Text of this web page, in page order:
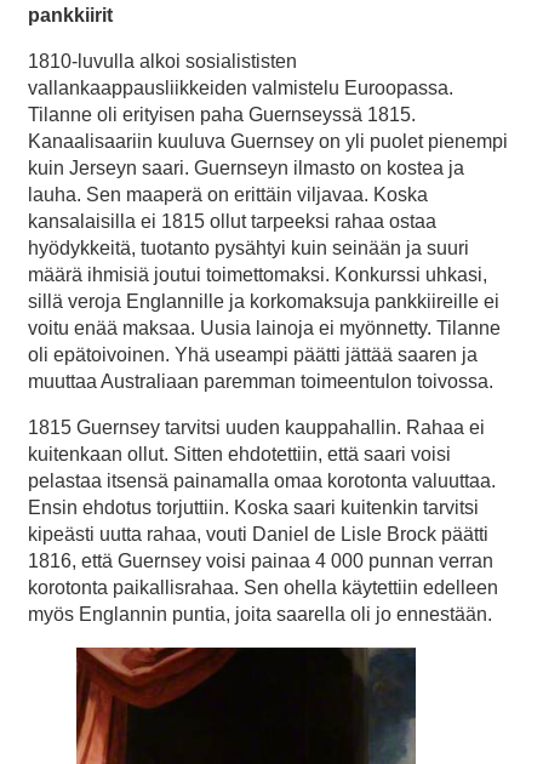
pankkiirit
1810-luvulla alkoi sosialististen
vallankaappausliikkeiden valmistelu Euroopassa.
Tilanne oli erityisen paha Guernseyssä 1815.
Kanaalisaariin kuuluva Guernsey on yli puolet pienempi
kuin Jerseyn saari. Guernseyn ilmasto on kostea ja
lauha. Sen maaperä on erittäin viljavaa. Koska
kansalaisilla ei 1815 ollut tarpeeksi rahaa ostaa
hyödykkeitä, tuotanto pysähtyi kuin seinään ja suuri
määrä ihmisiä joutui toimettomaksi. Konkurssi uhkasi,
sillä veroja Englannille ja korkomaksuja pankkiireille ei
voitu enää maksaa. Uusia lainoja ei myönnetty. Tilanne
oli epätoivoinen. Yhä useampi päätti jättää saaren ja
muuttaa Australiaan paremman toimeentulon toivossa.
1815 Guernsey tarvitsi uuden kauppahallin. Rahaa ei
kuitenkaan ollut. Sitten ehdotettiin, että saari voisi
pelastaa itsensä painamalla omaa korotonta valuuttaa.
Ensin ehdotus torjuttiin. Koska saari kuitenkin tarvitsi
kipeästi uutta rahaa, vouti Daniel de Lisle Brock päätti
1816, että Guernsey voisi painaa 4 000 punnan verran
korotonta paikallisrahaa. Sen ohella käytettiin edelleen
myös Englannin puntia, joita saarella oli jo ennestään.